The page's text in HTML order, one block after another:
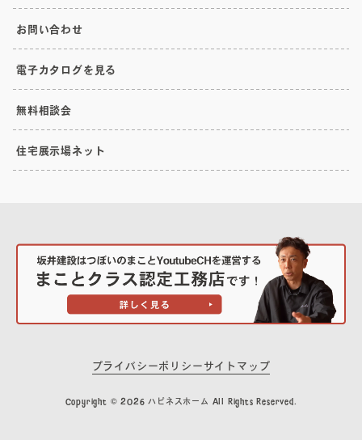
お問い合わせ
電子カタログを見る
無料相談会
住宅展示場ネット
プライバシーポリシーサイトマップ
Copyright © 2026 ハピネスホーム All Rights Reserved.